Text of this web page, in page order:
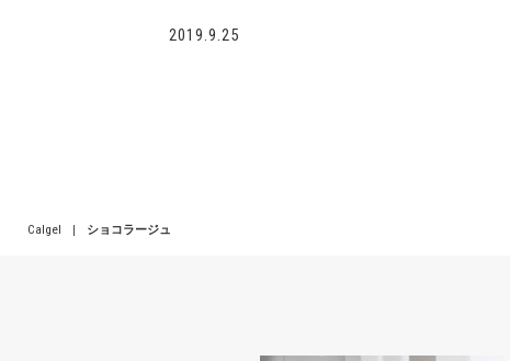
2019.9.25
Calgel | ショコラージュ